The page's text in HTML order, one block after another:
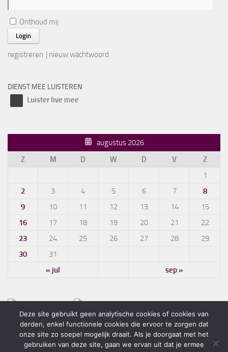
Onthoud mij
registreren | nieuw wachtwoord
DIENST MEE LUISTEREN
Luister live mee
augustus 2026
Z
M D W D V
Z
1
2
3 4 5 6 7
8
9
10 11 12 13 14
15
16
17 18 19 20 21
22
23
24 25 26 27 28
29
30
31
« jul
sep »
Deze site gebruikt geen analytische cookies of cookies van
derden, enkel functionele cookies die ervoor te zorgen dat
onze site zo soepel mogelijk draait. Als je doorgaat met het
gebruiken van deze site, gaan we ervan uit dat je ermee